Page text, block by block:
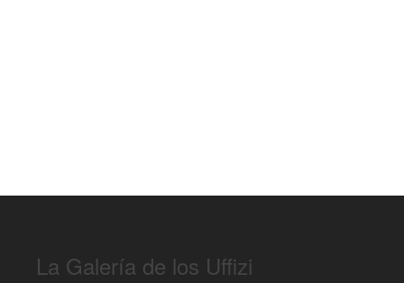
La Galería de los Uffizi